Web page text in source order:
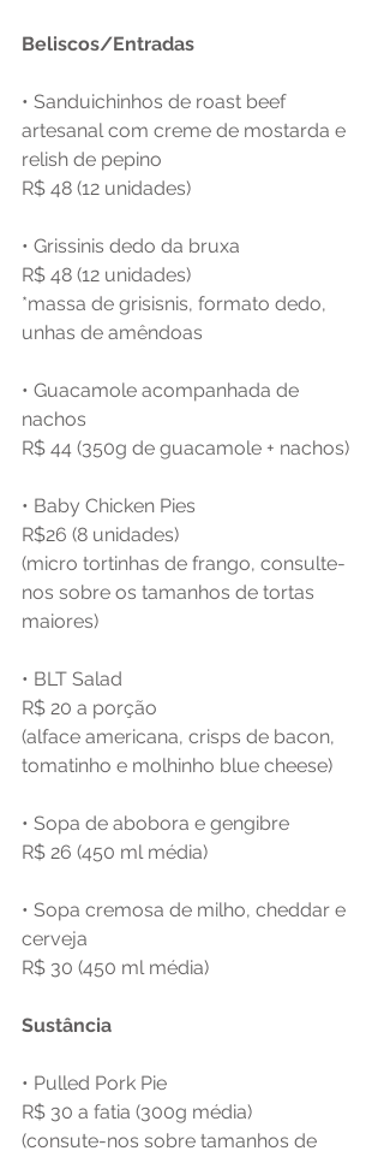
Beliscos/Entradas
• Sanduichinhos de roast beef
artesanal com creme de mostarda e
relish de pepino
R$ 48 (12 unidades)
• Grissinis dedo da bruxa
R$ 48 (12 unidades)
*massa de grisisnis, formato dedo,
unhas de amêndoas
• Guacamole acompanhada de
nachos
R$ 44 (350g de guacamole + nachos)
• Baby Chicken Pies
R$26 (8 unidades)
(micro tortinhas de frango, consulte-
nos sobre os tamanhos de tortas
maiores)
• BLT Salad
R$ 20 a porção
(alface americana, crisps de bacon,
tomatinho e molhinho blue cheese)
• Sopa de abobora e gengibre
R$ 26 (450 ml média)
• Sopa cremosa de milho, cheddar e
cerveja
R$ 30 (450 ml média)
Sustância
• Pulled Pork Pie
R$ 30 a fatia (300g média)
(consute-nos sobre tamanhos de